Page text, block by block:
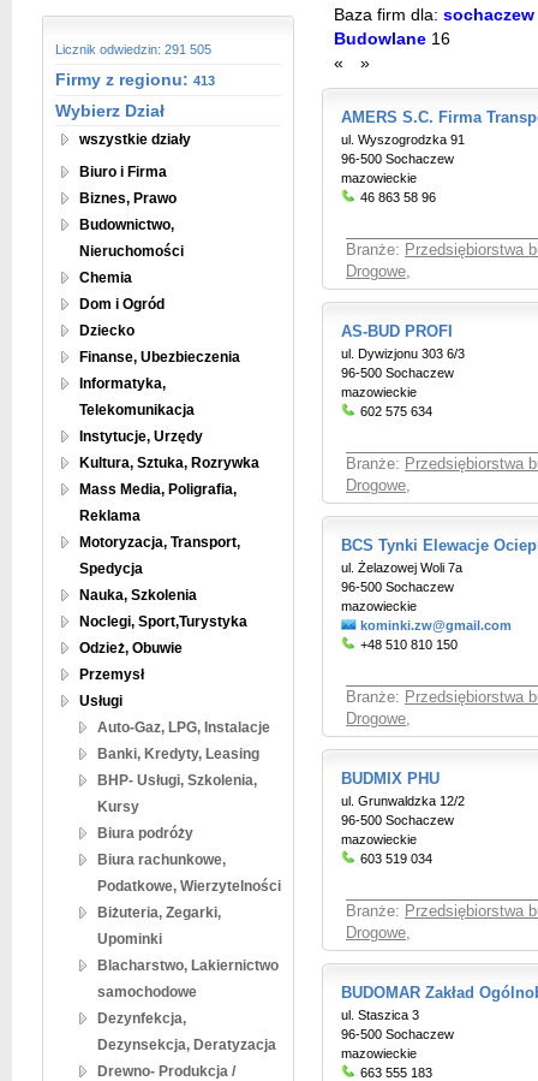
Licznik odwiedzin: 291 505
Firmy z regionu: 413
Wybierz Dział
wszystkie działy
Biuro i Firma
Biznes, Prawo
Budownictwo,
Nieruchomości
Chemia
Dom i Ogród
Dziecko
Finanse, Ubezbieczenia
Informatyka,
Telekomunikacja
Instytucje, Urzędy
Kultura, Sztuka, Rozrywka
Mass Media, Poligrafia,
Reklama
Motoryzacja, Transport,
Spedycja
Nauka, Szkolenia
Noclegi, Sport,Turystyka
Odzież, Obuwie
Przemysł
Usługi
Auto-Gaz, LPG, Instalacje
Banki, Kredyty, Leasing
BHP- Usługi, Szkolenia,
Kursy
Biura podróży
Biura rachunkowe,
Podatkowe, Wierzytelności
Biżuteria, Zegarki,
Upominki
Blacharstwo, Lakiernictwo
samochodowe
Dezynfekcja,
Dezynsekcja, Deratyzacja
Drewno- Produkcja /
Baza firm dla:
Budowlane 16
«
»
AMERS S.C. Firma
ul. Wyszogrodzka 91
96-500 Sochaczew
mazowieckie
46 863 58 96
Branże: Przedsiębiorstwa
Drogowe,
AS-BUD PROFI
ul. Dywizjonu 303 6/3
96-500 Sochaczew
mazowieckie
602 575 634
Branże: Przedsiębiorstwa
Drogowe,
BCS Tynki Elewacje
ul. Żelazowej Woli 7a
96-500 Sochaczew
mazowieckie
kominki.zw@gmail.com
+48 510 810 150
Branże: Przedsiębiorstwa
Drogowe,
BUDMIX PHU
ul. Grunwaldzka 12/2
96-500 Sochaczew
mazowieckie
603 519 034
Branże: Przedsiębiorstwa
Drogowe,
BUDOMAR Zakład
ul. Staszica 3
96-500 Sochaczew
mazowieckie
663 555 183